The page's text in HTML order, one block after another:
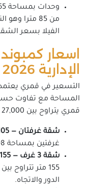
من 85 مترا وهو
الفيلا بسعر الشقة.
اسعار
الإدارية 2026
التسعير في قمري يعتمد
المساحة مع تفاوت حسب
قمري يتراوح بين 27,000 و34,000 جنيه للوحدات السكنية.
شقة غرفتان — 105 متر:
غرفتين بمساحة 108 متر
شقة 3 غرف — 155 متر:
الدور والاتجاه.